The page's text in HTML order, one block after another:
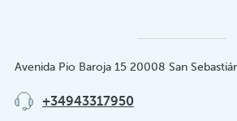
Avenida Pio Baroja 15 20008 San
+34943317950